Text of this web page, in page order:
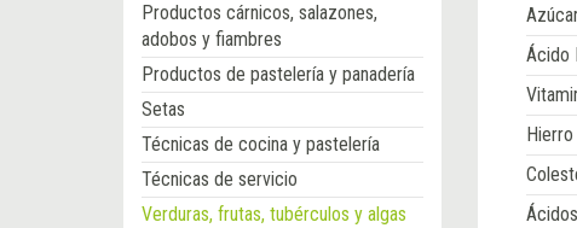
Productos cárnicos, salazones,
adobos y fiambres
Productos de pastelería y panadería
Setas
Técnicas de cocina y pastelería
Técnicas de servicio
Verduras, frutas, tubérculos y algas
Ácido
Hierro